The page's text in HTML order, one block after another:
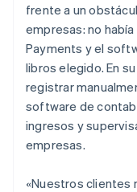
frente a un
empresas: no
Payments y el
libros elegido. En
registrar
software de
ingresos y
empresas.
«Nuestros clientes